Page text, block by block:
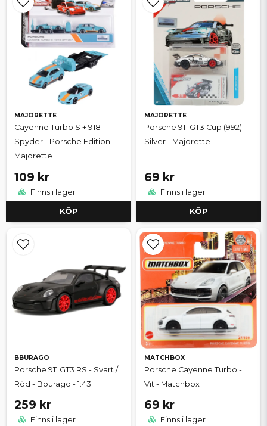
MAJORETTE
Cayenne Turbo S + 918
Spyder - Porsche Edition -
Majorette
109 kr
Finns i lager
KÖP
MAJORETTE
Porsche 911 GT3 Cup (992) -
Silver - Majorette
69 kr
Finns i lager
KÖP
BBURAGO
Porsche 911 GT3 RS - Svart /
Röd - Bburago - 1:43
259 kr
Finns i lager
MATCHBOX
Porsche Cayenne Turbo -
Vit - Matchbox
69 kr
Finns i lager